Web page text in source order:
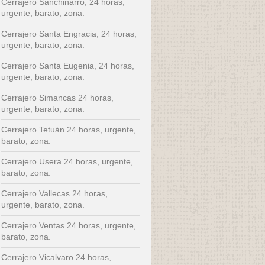
urgente, barato, zona.
Cerrajero Santa Engracia, 24 horas,
urgente, barato, zona.
Cerrajero Santa Eugenia, 24 horas,
urgente, barato, zona.
Cerrajero Simancas 24 horas,
urgente, barato, zona.
Cerrajero Tetuán 24 horas, urgente,
barato, zona.
Cerrajero Usera 24 horas, urgente,
barato, zona.
Cerrajero Vallecas 24 horas,
urgente, barato, zona.
Cerrajero Ventas 24 horas, urgente,
barato, zona.
Cerrajero Vicalvaro 24 horas,